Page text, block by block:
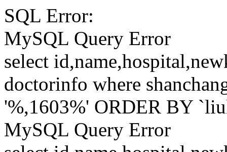
SQL Error:
MySQL Query Error
select
doctorinfo where
'%,1603%' ORDER BY
MySQL Query Error